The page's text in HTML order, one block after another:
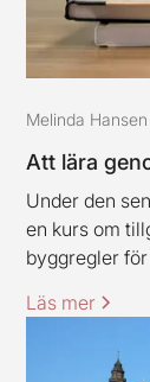
Melinda Hansen
Att lära
Under den
en kurs om
byggregler
erkänna att
Läs mer